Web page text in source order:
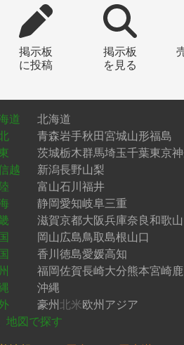
掲示板
に投稿
掲示板
を見る
道
北海道
青森岩手秋田宮城山形福島
茨城栃木群馬埼玉千葉東京
越
新潟長野山梨
富山石川福井
静岡愛知岐阜三重
滋賀京都大阪兵庫奈良和歌山
岡山広島鳥取島根山口
香川徳島愛媛高知
福岡佐賀長崎大分熊本宮崎
沖縄
豪州北米欧州アジア
地図で探す